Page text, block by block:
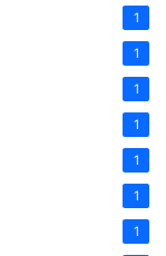
1
1
1
1
1
1
1